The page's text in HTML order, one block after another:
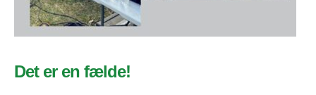
Det er en fælde!